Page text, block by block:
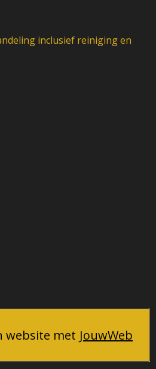
inclusief reiniging en
website met JouwWeb